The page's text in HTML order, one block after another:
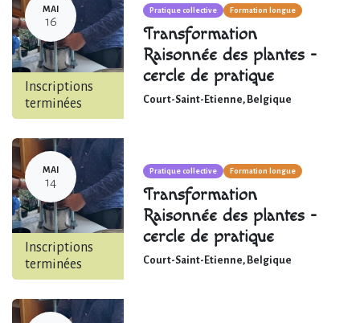
MAI
16
Inscriptions
terminées
Pratique collective Formation longue
Transformation
Raisonnée des plantes -
cercle de pratique
Court-Saint-Etienne, Belgique
MAI
14
Inscriptions
terminées
Pratique collective Formation longue
Transformation
Raisonnée des plantes -
cercle de pratique
Court-Saint-Etienne, Belgique